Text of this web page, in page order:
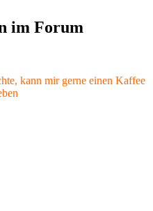
im Forum
kann mir gerne einen Kaffee